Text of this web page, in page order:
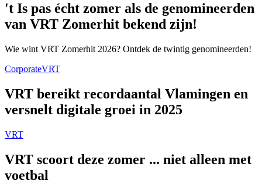
't Is pas écht zomer als de genomineerden
van VRT Zomerhit bekend zijn!
Wie wint VRT Zomerhit 2026? Ontdek de twintig genomineerden!
CorporateVRT
VRT bereikt recordaantal Vlamingen en
versnelt digitale groei in 2025
VRT
VRT scoort deze zomer ... niet alleen met
voetbal